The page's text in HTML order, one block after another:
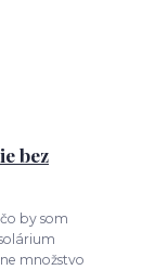
bez
by som
množstvo